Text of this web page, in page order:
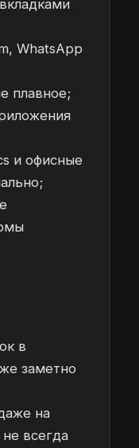
WhatsApp
плавное;
и офисные
в
заметно
на
всегда